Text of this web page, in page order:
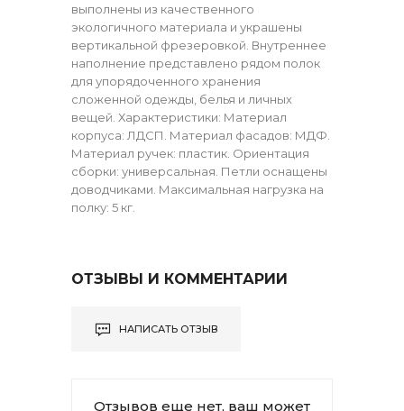
выполнены из качественного
экологичного материала и украшены
вертикальной фрезеровкой. Внутреннее
наполнение представлено рядом полок
для упорядоченного хранения
сложенной одежды, белья и личных
вещей. Характеристики: Материал
корпуса: ЛДСП. Материал фасадов: МДФ.
Материал ручек: пластик. Ориентация
сборки: универсальная. Петли оснащены
доводчиками. Максимальная нагрузка на
полку: 5 кг.
ОТЗЫВЫ И КОММЕНТАРИИ
НАПИСАТЬ ОТЗЫВ
Отзывов еще нет, ваш может